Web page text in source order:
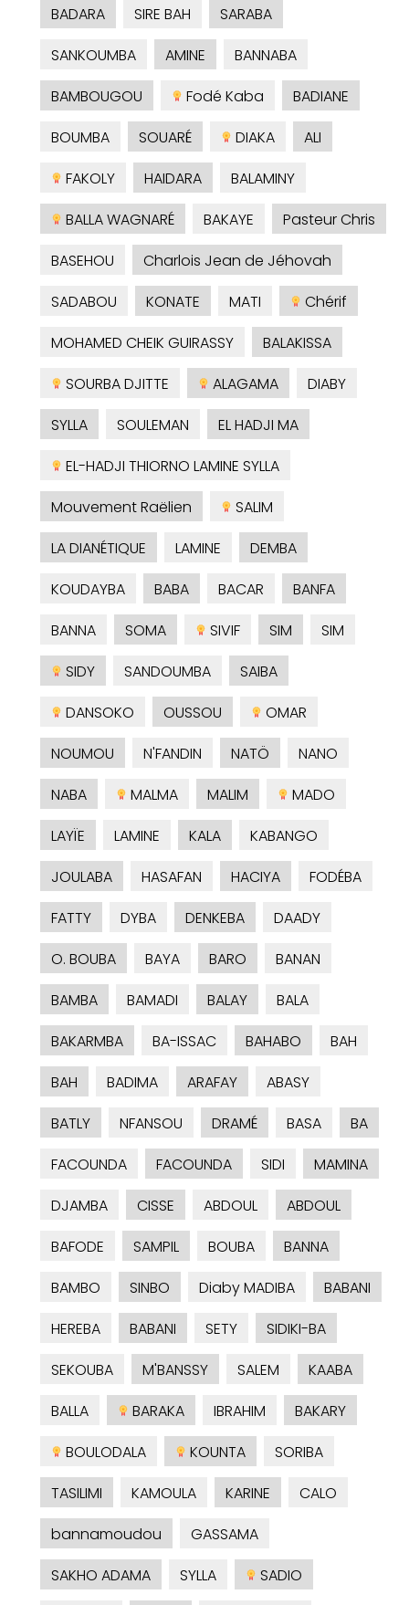
BADARA SIRE BAH
SARABA
SANKOUMBA
AMINE
BANNABA
BAMBOUGOU
Fodé Kaba
BADIANE
BOUMBA
SOUARÉ DIAKA
ALI
FAKOLY
HAIDARA
BALAMINY
BALLA WAGNARÉ
BAKAYE
Pasteur Chris
BASEHOU
Charlois Jean de Jéhovah
SADABOU
KONATE MATI
Chérif
MOHAMED CHEIK GUIRASSY
BALAKISSA
SOURBA DJITTE
ALAGAMA
DIABY
SYLLA
SOULEMAN
EL HADJI MA
EL-HADJI THIORNO LAMINE SYLLA
Mouvement Raëlien
SALIM
LA DIANÉTIQUE
LAMINE
DEMBA
KOUDAYBA
BABA BACAR
BANFA
BANNA
SOMA SIVIF SIM
SIM
SIDY
SANDOUMBA
SAIBA
DANSOKO
OUSSOU
OMAR
NOUMOU
N'FANDIN NATÖ
NANO
NABA
MALMA MALIM
MADO
LAYÏE
LAMINE KALA
KABANGO
JOULABA
HASAFAN HACIYA
FODÉBA
FATTY
DYBA DENKEBA
DAADY
O. BOUBA
BAYA BARO
BANAN
BAMBA
BAMADI BALAY
BALA
BAKARMBA
BA-ISSAC BAHABO
BAH
BAH
BADIMA ARAFAY
ABASY
BATLY
NFANSOU DRAMÉ BASA
BA
FACOUNDA
FACOUNDA SIDI
MAMINA
DJAMBA
CISSE ABDOUL
ABDOUL
BAFODE
SAMPIL BOUBA
BANNA
BAMBO
SINBO Diaby MADIBA
BABANI
HEREBA
BABANI SETY
SIDIKI-BA
SEKOUBA
M'BANSSY SALEM
KAABA
BALLA
BARAKA IBRAHIM
BAKARY
BOULODALA
KOUNTA
SORIBA
TASILIMI
KAMOULA KARINE
CALO
bannamoudou
GASSAMA
SAKHO ADAMA
SYLLA
SADIO